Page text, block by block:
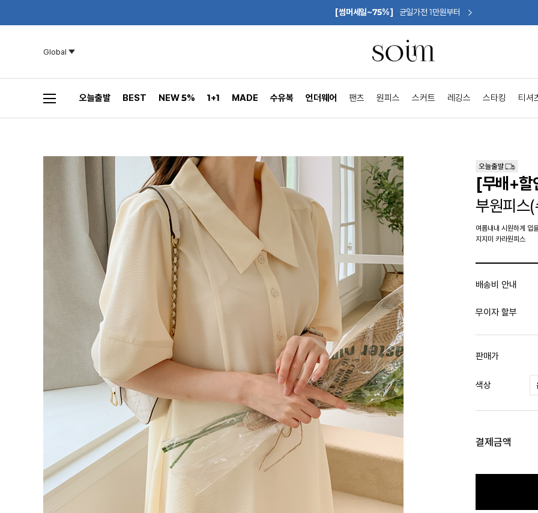
[썸머세일~75%] 균일가전 1만원부터
Global
오늘출발 BEST NEW 5% 1+1 MADE 수유복 언더웨어 팬츠 원피스 스커트 레깅스 스타킹 티셔
[무배+할
부원피스
여름내내 시원하게 입
지지미 카라원피스
배송비 안내
무이자 할부
판매가
색상
결제금액